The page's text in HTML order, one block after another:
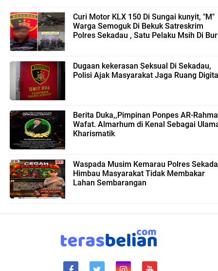
Curi Motor KLX 150 Di Sungai kunyit, "M"
Warga Semoguk Di Bekuk Satreskrim
Polres Sekadau , Satu Pelaku Msih Di
Dugaan kekerasan Seksual Di Sekadau,
Polisi Ajak Masyarakat Jaga Ruang
Berita Duka,,Pimpinan Ponpes AR-
Wafat. Almarhum di Kenal Sebagai
Kharismatik
Waspada Musim Kemarau Polres
Himbau Masyarakat Tidak Membakar
Lahan Sembarangan